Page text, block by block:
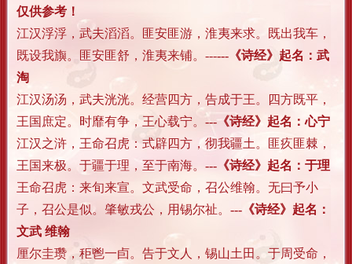
仅供参考！
江汉浮浮，武夫滔滔。匪安匪游，淮夷来求。既出我车，
既设我旟。匪安匪舒，淮夷来铺。------《诗经》起名：武
淘
江汉汤汤，武夫洸洸。经营四方，告成于王。四方既平，
王国庶定。时靡有争，王心载宁。 ---《诗经》起名：心宁
江汉之浒，王命召虎：式辟四方，彻我疆土。匪疚匪棘，
王国来极。于疆于理，至于南海。 ---《诗经》起名：于理
王命召虎：来旬来宣。文武受命，召公维翰。无曰予小
子，召公是似。肇敏戎公，用锡尔祉。 ---《诗经》起名：
文武 维翰
厘尔圭瓒，秬鬯一卣。告于文人，锡山土田。于周受命，